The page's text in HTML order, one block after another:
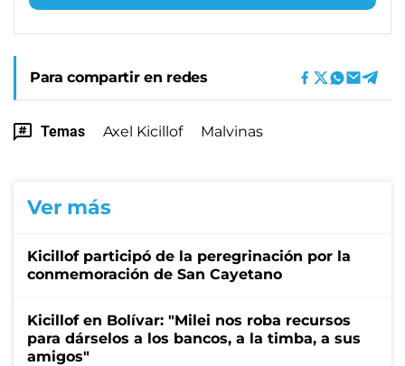
Para compartir en redes
Temas Axel Kicillof Malvinas
Ver más
Kicillof participó de la peregrinación por la
conmemoración de San Cayetano
Kicillof en Bolívar: "Milei nos roba recursos
para dárselos a los bancos, a la timba, a sus
amigos"